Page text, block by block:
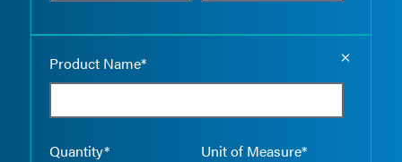
Product Name*
Quantity* Unit of Measure*